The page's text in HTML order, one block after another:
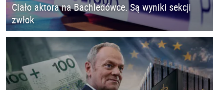
Ciało aktora na Bachledówce. Są wyniki sekcji
zwłok